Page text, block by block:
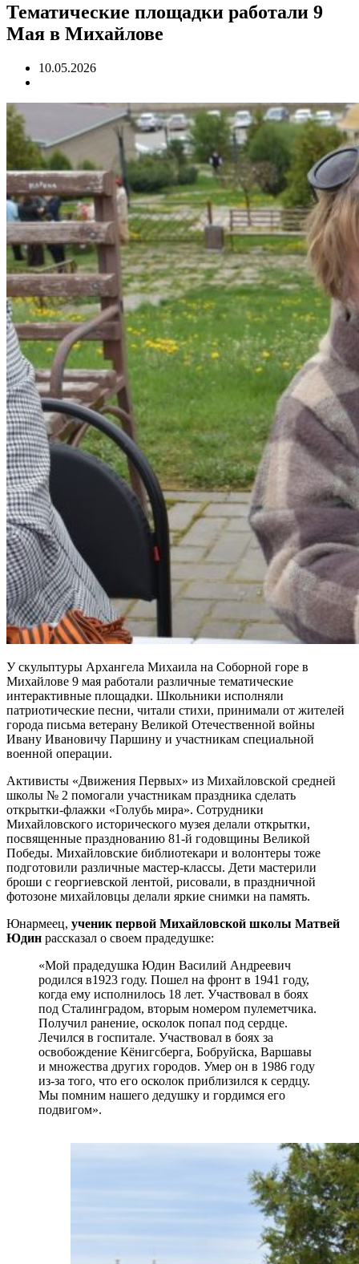
Тематические площадки работали 9
Мая в Михайлове
10.05.2026
У скульптуры Архангела Михаила на Соборной горе в
Михайлове 9 мая работали различные тематические
интерактивные площадки. Школьники исполняли
патриотические песни, читали стихи, принимали от жителей
города письма ветерану Великой Отечественной войны
Ивану Ивановичу Паршину и участникам специальной
военной операции.
Активисты «Движения Первых» из Михайловской средней
школы № 2 помогали участникам праздника сделать
открытки-флажки «Голубь мира». Сотрудники
Михайловского исторического музея делали открытки,
посвященные празднованию 81-й годовщины Великой
Победы. Михайловские библиотекари и волонтеры тоже
подготовили различные мастер-классы. Дети мастерили
броши с георгиевской лентой, рисовали, в праздничной
фотозоне михайловцы делали яркие снимки на память.
Юнармеец, ученик первой Михайловской школы Матвей
Юдин рассказал о своем прадедушке:
«Мой прадедушка Юдин Василий Андреевич
родился в1923 году. Пошел на фронт в 1941 году,
когда ему исполнилось 18 лет. Участвовал в боях
под Сталинградом, вторым номером пулеметчика.
Получил ранение, осколок попал под сердце.
Лечился в госпитале. Участвовал в боях за
освобождение Кёнигсберга, Бобруйска, Варшавы
и множества других городов. Умер он в 1986 году
из-за того, что его осколок приблизился к сердцу.
Мы помним нашего дедушку и гордимся его
подвигом».